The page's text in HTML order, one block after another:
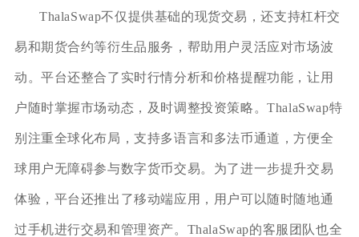
ThalaSwap不仅提供基础的现货交易，还支持杠杆交
易和期货合约等衍生品服务，帮助用户灵活应对市场波
动。平台还整合了实时行情分析和价格提醒功能，让用
户随时掌握市场动态，及时调整投资策略。ThalaSwap特
别注重全球化布局，支持多语言和多法币通道，方便全
球用户无障碍参与数字货币交易。为了进一步提升交易
体验，平台还推出了移动端应用，用户可以随时随地通
过手机进行交易和管理资产。ThalaSwap的客服团队也全